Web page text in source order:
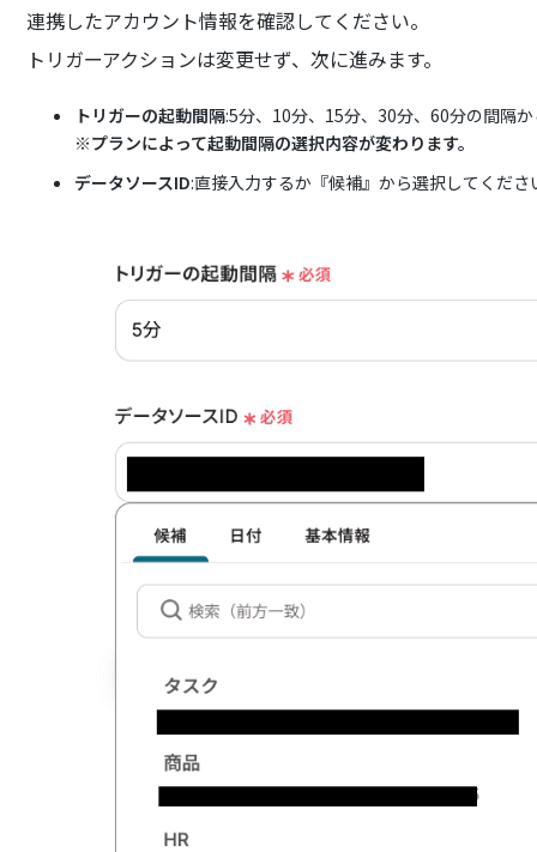
連携したアカウント情報を確認してください。
トリガーアクションは変更せず、次に進みます。
トリガーの起動間隔:5分、10分、15分、30分、60分の間隔
※プランによって起動間隔の選択内容が変わります。
データソースID:直接入力するか『候補』から選択してくださ